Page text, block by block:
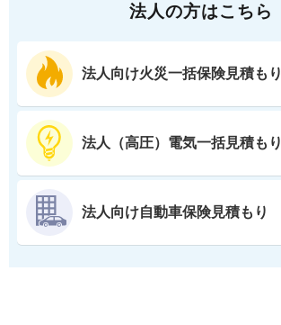
法人の方はこちら
法人向け火災一括保険見積もり
法人（高圧）電気一括見積もり
法人向け自動車保険見積もり